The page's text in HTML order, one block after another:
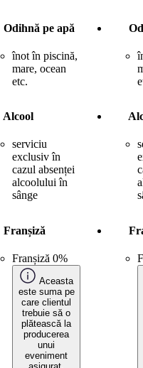
Odihnă pe apă
înot în piscină,
mare, ocean
etc.
Alcool
serviciu
exclusiv în
cazul absenței
alcoolului în
sânge
Franșiză
Franșiză 0%
Aceasta
este suma pe
care clientul
trebuie să o
plătească la
producerea
unui
eveniment